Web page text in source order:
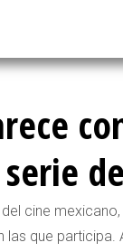
cine
las que participa.